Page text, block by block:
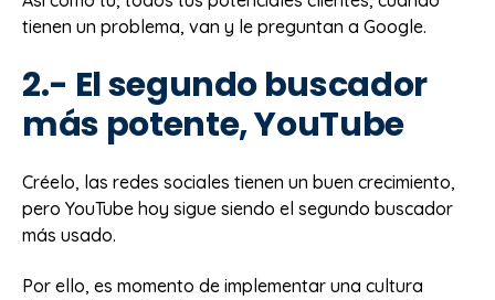
tienen un problema, van y le preguntan a Google.
2.- El segundo buscador
más potente, YouTube
Créelo, las redes sociales tienen un buen crecimiento,
pero YouTube hoy sigue siendo el segundo buscador
más usado.
Por ello, es momento de implementar una cultura